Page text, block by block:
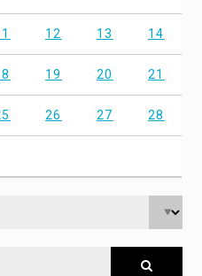
12 13 14
19 20 21
26 27 28